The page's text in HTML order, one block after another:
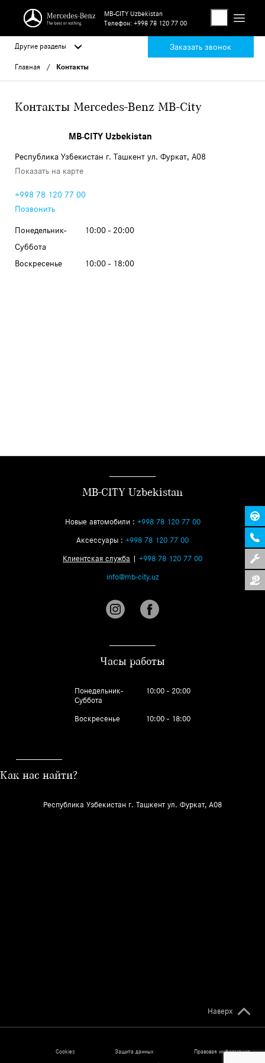
MB-CITY Uzbekistan
Телефон: +998 78 120 77 00
Другие разделы Заказать звонок
Главная Контакты
Контакты Mercedes-Benz MB-City
MB-CITY Uzbekistan
Республика Узбекистан г. Ташкент ул. Фуркат, A08
Показать на карте
+998 78 120 77 00
Позвонить
Понедельник-
Суббота
10:00 - 20:00
Воскресенье 10:00 - 18:00
MB-CITY Uzbekistan
Новые автомобили : +998 78 120 77 00
Аксессуары : +998 78 120 77 00
Клиентская служба | +998 78 120 77 00
info@mb-city.uz
Часы работы
Понедельник-
Суббота
10:00 - 20:00
Воскресенье 10:00 - 18:00
Как нас найти?
Республика Узбекистан г. Ташкент ул. Фуркат, A08
Cookies Защита данных Правовая информация
Наверх